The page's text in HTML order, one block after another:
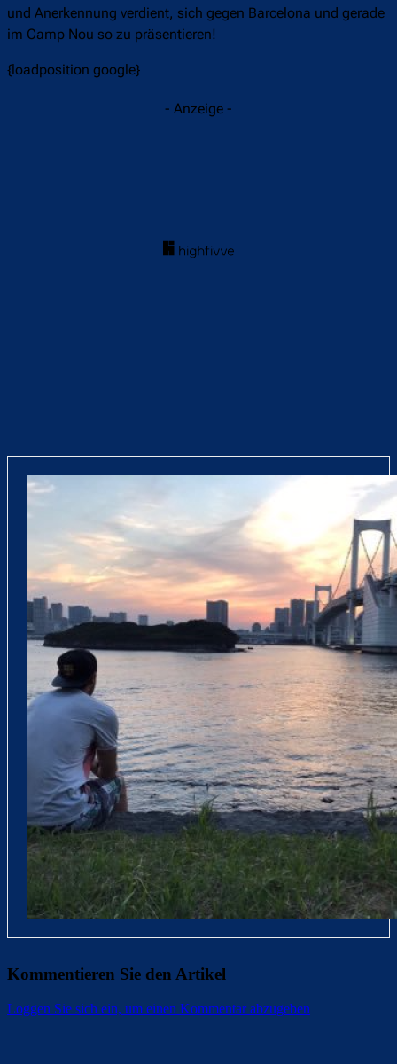
und Anerkennung verdient, sich gegen Barcelona und gerade
im Camp Nou so zu präsentieren!
{loadposition google}
- Anzeige -
Kommentieren Sie den Artikel
Loggen Sie sich ein, um einen Kommentar abzugeben